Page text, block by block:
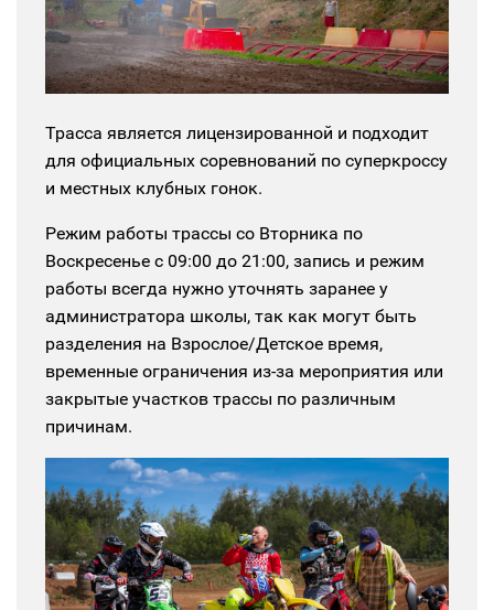
Трасса является лицензированной и подходит
для официальных соревнований по суперкроссу
и местных клубных гонок.
Режим работы трассы со Вторника по
Воскресенье с 09:00 до 21:00, запись и режим
работы всегда нужно уточнять заранее у
администратора школы, так как могут быть
разделения на Взрослое/Детское время,
временные ограничения из-за мероприятия или
закрытые участков трассы по различным
причинам.